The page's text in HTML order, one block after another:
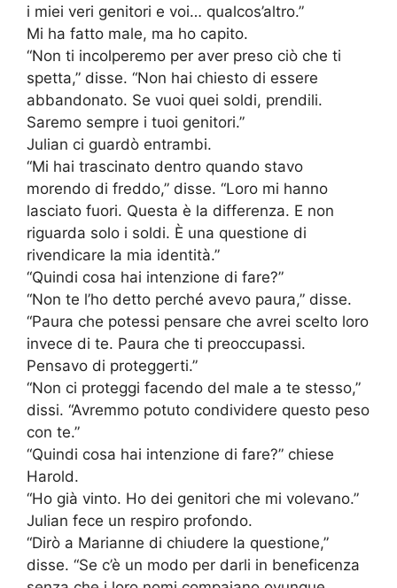
i miei veri genitori e voi… qualcos’altro.”
Mi ha fatto male, ma ho capito.
“Non ti incolperemo per aver preso ciò che ti
spetta,” disse. “Non hai chiesto di essere
abbandonato. Se vuoi quei soldi, prendili.
Saremo sempre i tuoi genitori.”
Julian ci guardò entrambi.
“Mi hai trascinato dentro quando stavo
morendo di freddo,” disse. “Loro mi hanno
lasciato fuori. Questa è la differenza. E non
riguarda solo i soldi. È una questione di
rivendicare la mia identità.”
“Quindi cosa hai intenzione di fare?”
“Non te l’ho detto perché avevo paura,” disse.
“Paura che potessi pensare che avrei scelto loro
invece di te. Paura che ti preoccupassi.
Pensavo di proteggerti.”
“Non ci proteggi facendo del male a te stesso,”
dissi. “Avremmo potuto condividere questo peso
con te.”
“Quindi cosa hai intenzione di fare?” chiese
Harold.
“Ho già vinto. Ho dei genitori che mi volevano.”
Julian fece un respiro profondo.
“Dirò a Marianne di chiudere la questione,”
disse. “Se c’è un modo per darli in beneficenza